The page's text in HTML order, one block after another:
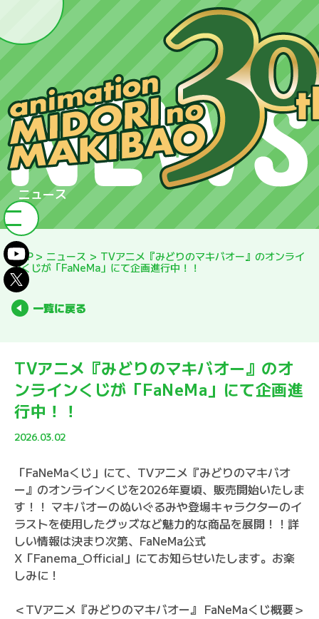
ニュース
TOP > ニュース > TVアニメ『みどりのマキバオー』のオンライ
ンくじが「FaNeMa」にて企画進行中！！
一覧に戻る
TVアニメ『みどりのマキバオー』のオ
ンラインくじが「FaNeMa」にて企画進
行中！！
2026.03.02
「FaNeMaくじ」にて、TVアニメ『みどりのマキバオ
ー』のオンラインくじを2026年夏頃、販売開始いたしま
す！！ マキバオーのぬいぐるみや登場キャラクターのイ
ラストを使用したグッズなど魅力的な商品を展開！！詳
しい情報は決まり次第、FaNeMa公式
X「Fanema_Official」にてお知らせいたします。お楽
しみに！
＜TVアニメ『みどりのマキバオー』 FaNeMaくじ概要＞